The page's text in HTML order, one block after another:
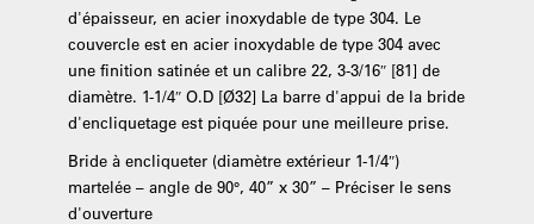
d'épaisseur, en acier inoxydable de type 304. Le
couvercle est en acier inoxydable de type 304 avec
une finition satinée et un calibre 22, 3-3/16″ [81] de
diamètre. 1-1/4″ O.D [Ø32] La barre d'appui de la bride
d'encliquetage est piquée pour une meilleure prise.
Bride à encliqueter (diamètre extérieur 1-1/4″)
martelée – angle de 90°, 40” x 30” – Préciser le sens
d'ouverture